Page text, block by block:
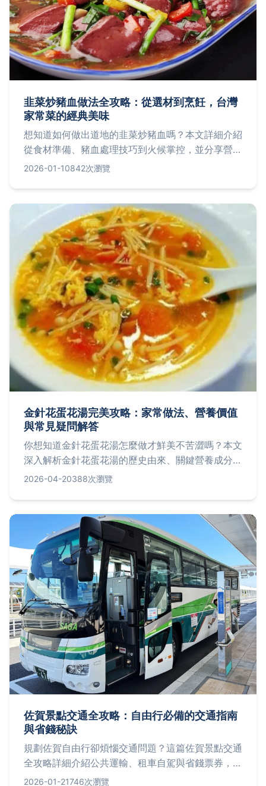
韭菜炒豬血做法全攻略：從選材到烹飪，台灣
家常菜的經典美味
想知道如何做出道地的韭菜炒豬血嗎？本文詳細介紹
從食材準備、豬血處理技巧到火候掌控，並分享營養
價值與常見問題，讓你輕鬆在家重現台灣古早味。
2026-01-10842次瀏覽
金針花蛋花湯完美攻略：家常做法、營養價值
與常見疑問解答
你想知道金針花蛋花湯怎麼做才鮮美不苦澀嗎？本文
深入解析金針花蛋花湯的歷史由來、關鍵營養成分，
並提供step-by-step家常食譜，同時解答常見失敗
2026-04-20388次瀏覽
佐賀景點交通全攻略：自由行必備的交通指南
與省錢秘訣
規劃佐賀自由行卻煩惱交通問題？這篇佐賀景點交通
全攻略詳細介紹公共運輸、租車自駕與省錢票券，讓
你輕鬆遊遍佐賀各大景點，連偏僻秘境都能順利到
2026-01-21746次瀏覽